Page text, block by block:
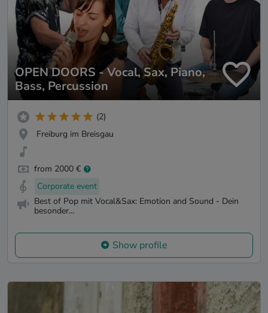
OPEN DOORS - Vocal, Sax, Piano,
Bass, Percussion
(2)
Freiburg im Breisgau
from 2000 €
Corporate event
Best of Pop mit Vocal&Sax: Emotion and Sound - Dein
besonder...
Show profile